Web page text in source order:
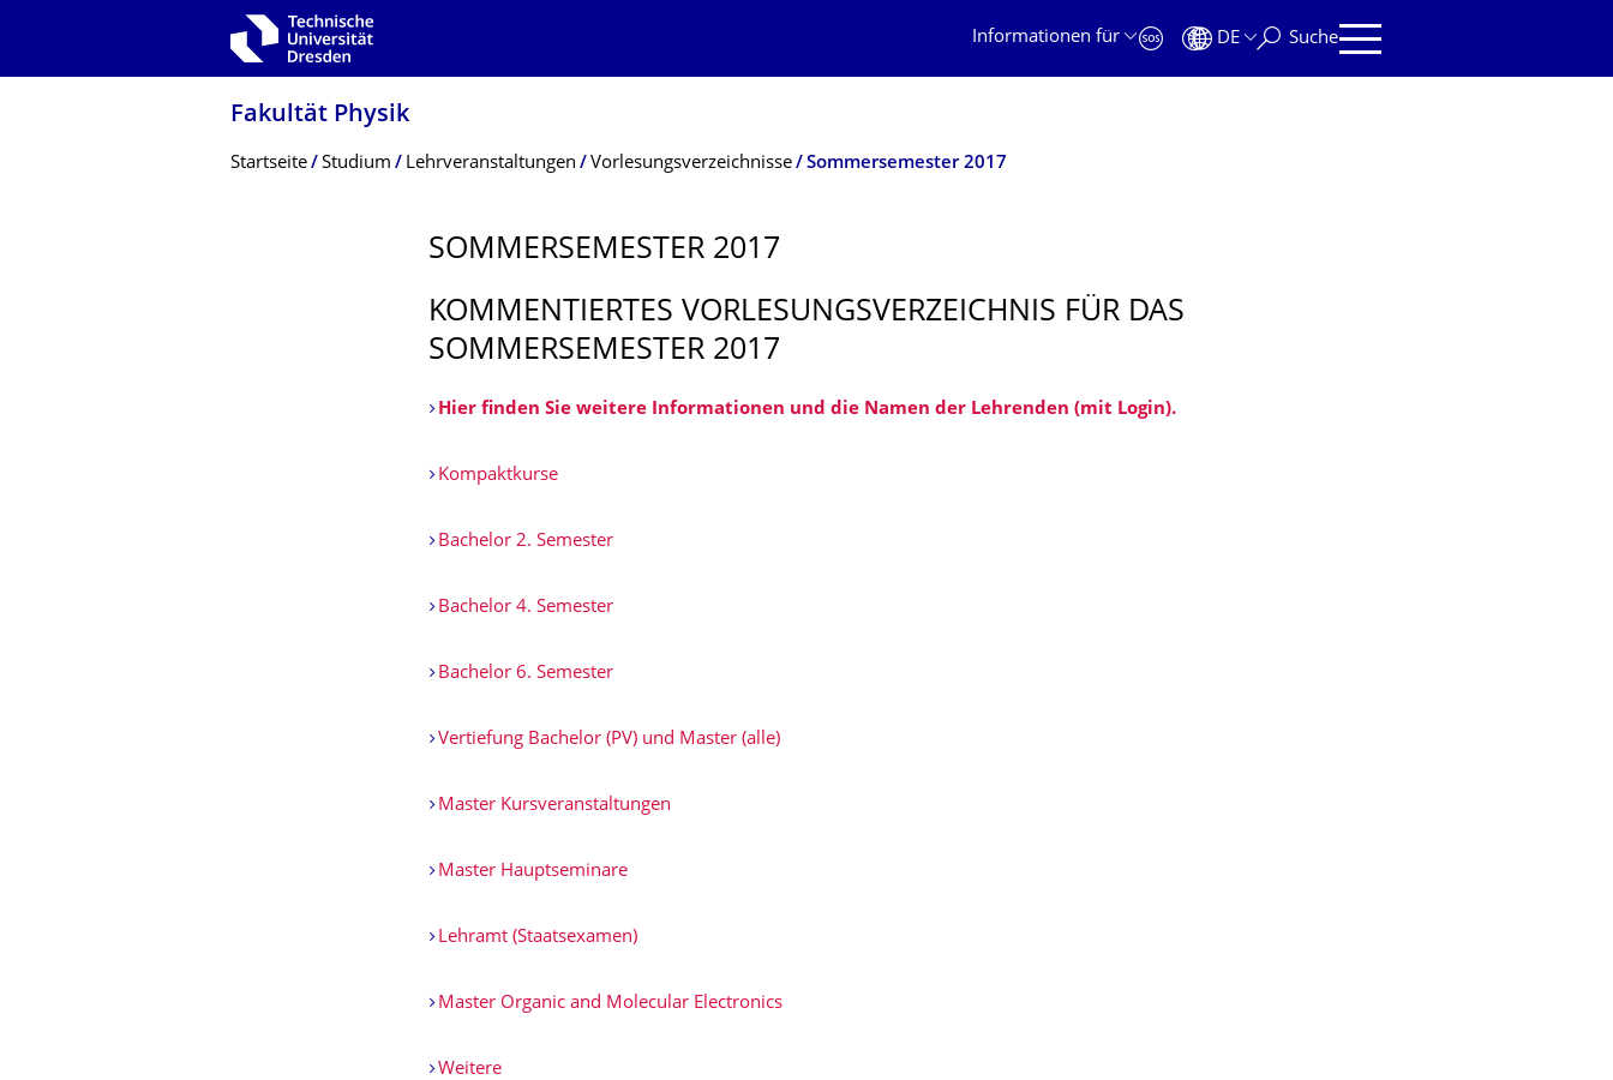
Zur Hauptnavigation springen
Informationen für
DE Suche
Fakultät Physik
Breadcrumb-Menü
Startseite Studium Lehrveranstaltungen Vorlesungsverzeichnisse Sommersemester 2017
SOMMERSEMESTER 2017
KOMMENTIERTES VORLESUNGSVERZEICHNIS FÜR DAS
SOMMERSEMESTER 2017
Hier finden Sie weitere Informationen und die Namen der Lehrenden (mit Login).
Kompaktkurse
Bachelor 2. Semester
Bachelor 4. Semester
Bachelor 6. Semester
Vertiefung Bachelor (PV) und Master (alle)
Master Kursveranstaltungen
Master Hauptseminare
Lehramt (Staatsexamen)
Master Organic and Molecular Electronics
Weitere